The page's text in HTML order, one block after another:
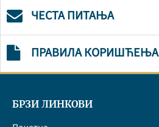
ЧЕСТА ПИТАЊА
ПРАВИЛА КОРИШЋЕЊА
БРЗИ ЛИНКОВИ